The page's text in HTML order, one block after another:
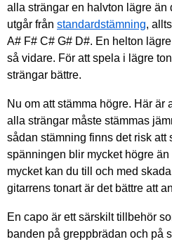
alla strängar en halvton lägre än
utgår från standardstämning,
A# F# C# G# D#. En helton
så vidare. För att spela i lägre
strängar bättre.
Nu om att stämma högre. Här är
alla strängar måste stämmas
sådan stämning finns det risk att
spänningen blir mycket högre än
mycket kan du till och med
gitarrens tonart är det bättre att
En capo är ett särskilt tillbehör
banden på greppbrädan och på